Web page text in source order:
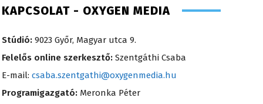
KAPCSOLAT - OXYGEN MEDIA
Stúdió: 9023 Győr, Magyar utca 9.
Felelős online szerkesztő: Szentgáthi Csaba
E-mail: csaba.szentgathi@oxygenmedia.hu
Programigazgató: Meronka Péter